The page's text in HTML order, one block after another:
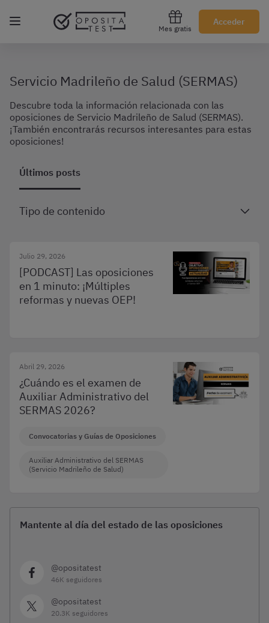
Mes gratis
Acceder
Regístrate gratis
Servicio Madrileño de Salud (SERMAS)
Descubre toda la información relacionada con las
oposiciones de Servicio Madrileño de Salud (SERMAS).
¡También encontrarás recursos interesantes para estas
oposiciones!
Últimos posts
Tipo de contenido
Julio 29, 2026
[PODCAST] Las oposiciones
en 1 minuto: ¡Múltiples
reformas y nuevas OEP!
Abril 29, 2026
¿Cuándo es el examen de
Auxiliar Administrativo del
SERMAS 2026?
Convocatorias y Guías de Oposiciones
Auxiliar Administrativo del SERMAS
(Servicio Madrileño de Salud)
Mantente al día del estado de las oposiciones
@opositatest
46K seguidores
@opositatest
20.3K seguidores